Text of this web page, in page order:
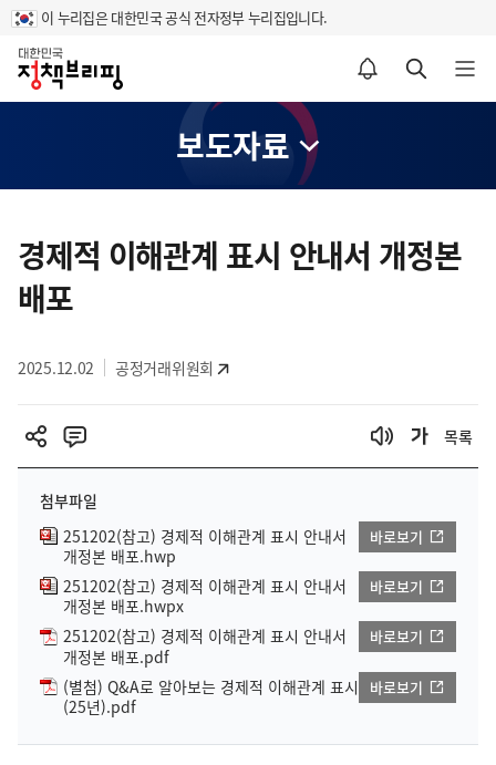
이 누리집은 대한민국 공식 전자정부 누리집입니다.
홈
알림설정 바로가기 검색 바로가기 메뉴 열기
보도자료
텐
츠
영
경제적 이해관계 표시 안내서 개정본
배포
2025.12.02 공정거래위원회
목록
첨부파일
251202(참고) 경제적 이해관계 표시 안내서
개정본 배포.hwp
바로보기
251202(참고) 경제적 이해관계 표시 안내서
개정본 배포.hwpx
바로보기
251202(참고) 경제적 이해관계 표시 안내서
개정본 배포.pdf
바로보기
(별첨) Q&A로 알아보는 경제적 이해관계 표시
(25년).pdf
바로보기